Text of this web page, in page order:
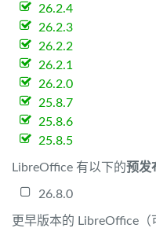
26.2.4
26.2.3
26.2.2
26.2.1
26.2.0
25.8.7
25.8.6
25.8.5
LibreOffice 有以下的预发
26.8.0
更早版本的 LibreOffice